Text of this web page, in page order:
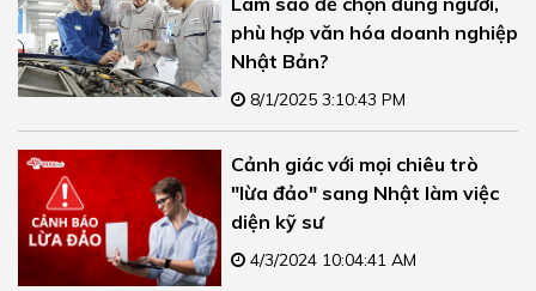
phù hợp văn hóa doanh nghiệp
Nhật Bản?
8/1/2025 3:10:43 PM
Cảnh giác với mọi chiêu trò
"lừa đảo" sang Nhật làm việc
diện kỹ sư
4/3/2024 10:04:41 AM